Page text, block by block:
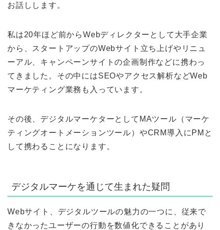
お話しします。
私は20年ほど前からWebディレクターとして大手企業
から、スタートアップのWebサイト立ち上げやリニュ
ーアル、キャンペーンサイトの企画制作などに携わっ
てきました。その中にはSEOやアクセス解析などWeb
マーケティング業務も入っています。
その後、デジタルマーケターとしてMAツール（マーケ
ティングオートメーションツール）やCRM導入にPMと
して携わることになります。
デジタルマーケを通じて生まれた疑問
Webサイト、デジタルツールの魅力の一つに、従来で
きなかったユーザーの行動を数値化できることがあり